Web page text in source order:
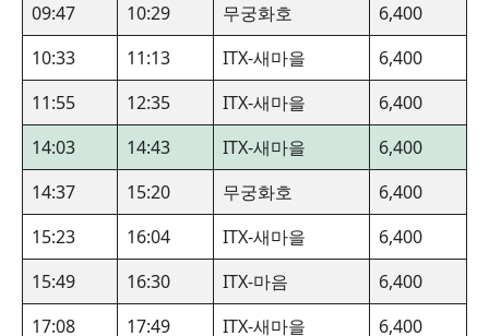
09:47
10:29 무궁화호
6,400
10:33
11:13 ITX-새마을
6,400
11:55
12:35 ITX-새마을
6,400
14:03
14:43 ITX-새마을
6,400
14:37
15:20 무궁화호
6,400
15:23
16:04 ITX-새마을
6,400
15:49
16:30 ITX-마음
6,400
17:08
17:49 ITX-새마을
6,400